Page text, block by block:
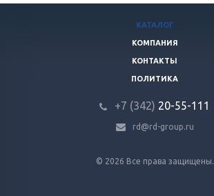
© 2026 Все права защищены.
КАТАЛОГ
КОМПАНИЯ
КОНТАКТЫ
ПОЛИТИКА
+7 (342) 20-55-111
rd@rd-group.ru